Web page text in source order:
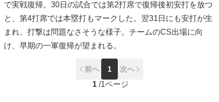
で実戦復帰。30日の試合では第2打席で復帰後初安打を放つ
と、第4打席では本塁打もマークした。翌31日にも安打が生
まれ、打撃は問題なさそうな様子。チームのCS出場に向
け、早期の一軍復帰が望まれる。
前へ 1
次へ
1 /1ページ